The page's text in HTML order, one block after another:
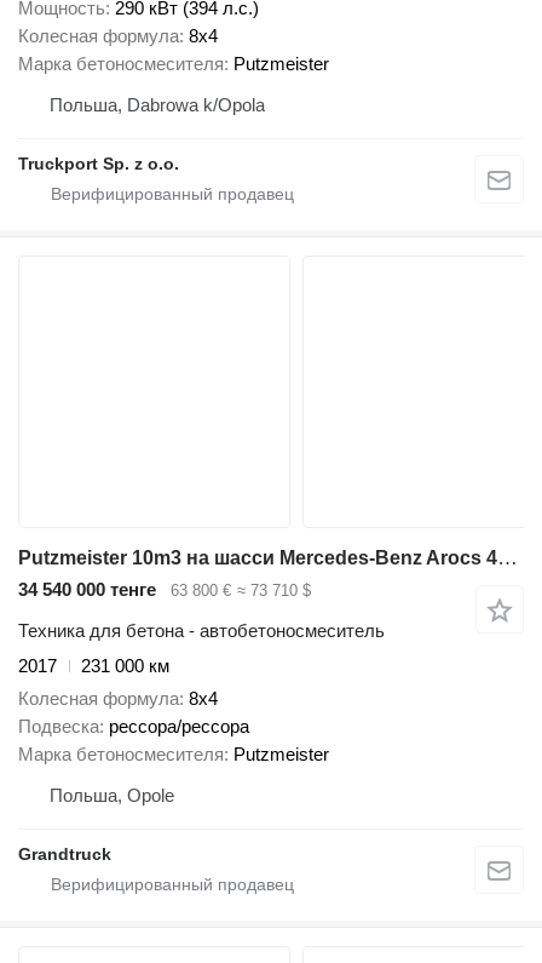
Мощность 290 кВт (394 л.с.)
Колесная формула 8x4
Марка бетоносмесителя Putzmeister
Польша, Dabrowa k/Opola
Truckport Sp. z o.o.
Putzmeister 10m3 на шасси Mercedes-Benz Arocs 4146 8x4 10m3 Putzmeister, 2017year, stell suspension, big
34 540 000 тенге 63 800 € ≈ 73 710 $
Техника для бетона - автобетоносмеситель
2017
231 000 км
Колесная формула 8x4
Подвеска рессора/рессора
Марка бетоносмесителя Putzmeister
Польша, Opole
Grandtruck